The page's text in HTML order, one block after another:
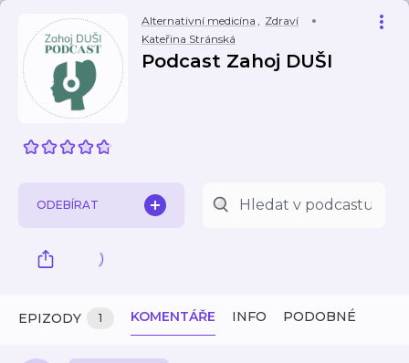
Alternativní medicína , Zdraví
Kateřina Stránská
Podcast Zahoj DUŠI
ODEBÍRAT
EPIZODY 1 KOMENTÁŘE INFO PODOBNÉ